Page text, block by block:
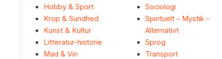
Hobby & Sport
Krop & Sundhed
Kunst & Kultur
Litteratur-historie
Mad & Vin
Sociologi
Spirituelt – Mystik –
Alternativt
Sprog
Transport